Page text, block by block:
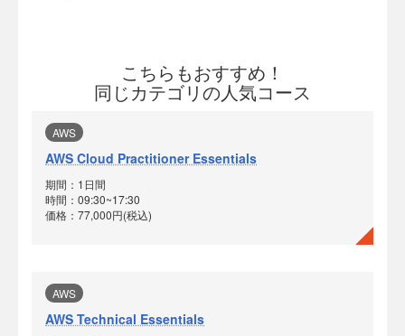
こちらもおすすめ！
同じカテゴリの人気コース
AWS
AWS Cloud Practitioner Essentials
期間：1日間
時間：09:30~17:30
価格：77,000円(税込)
AWS
AWS Technical Essentials